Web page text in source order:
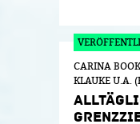
CARINA
KLAUKE U.A.